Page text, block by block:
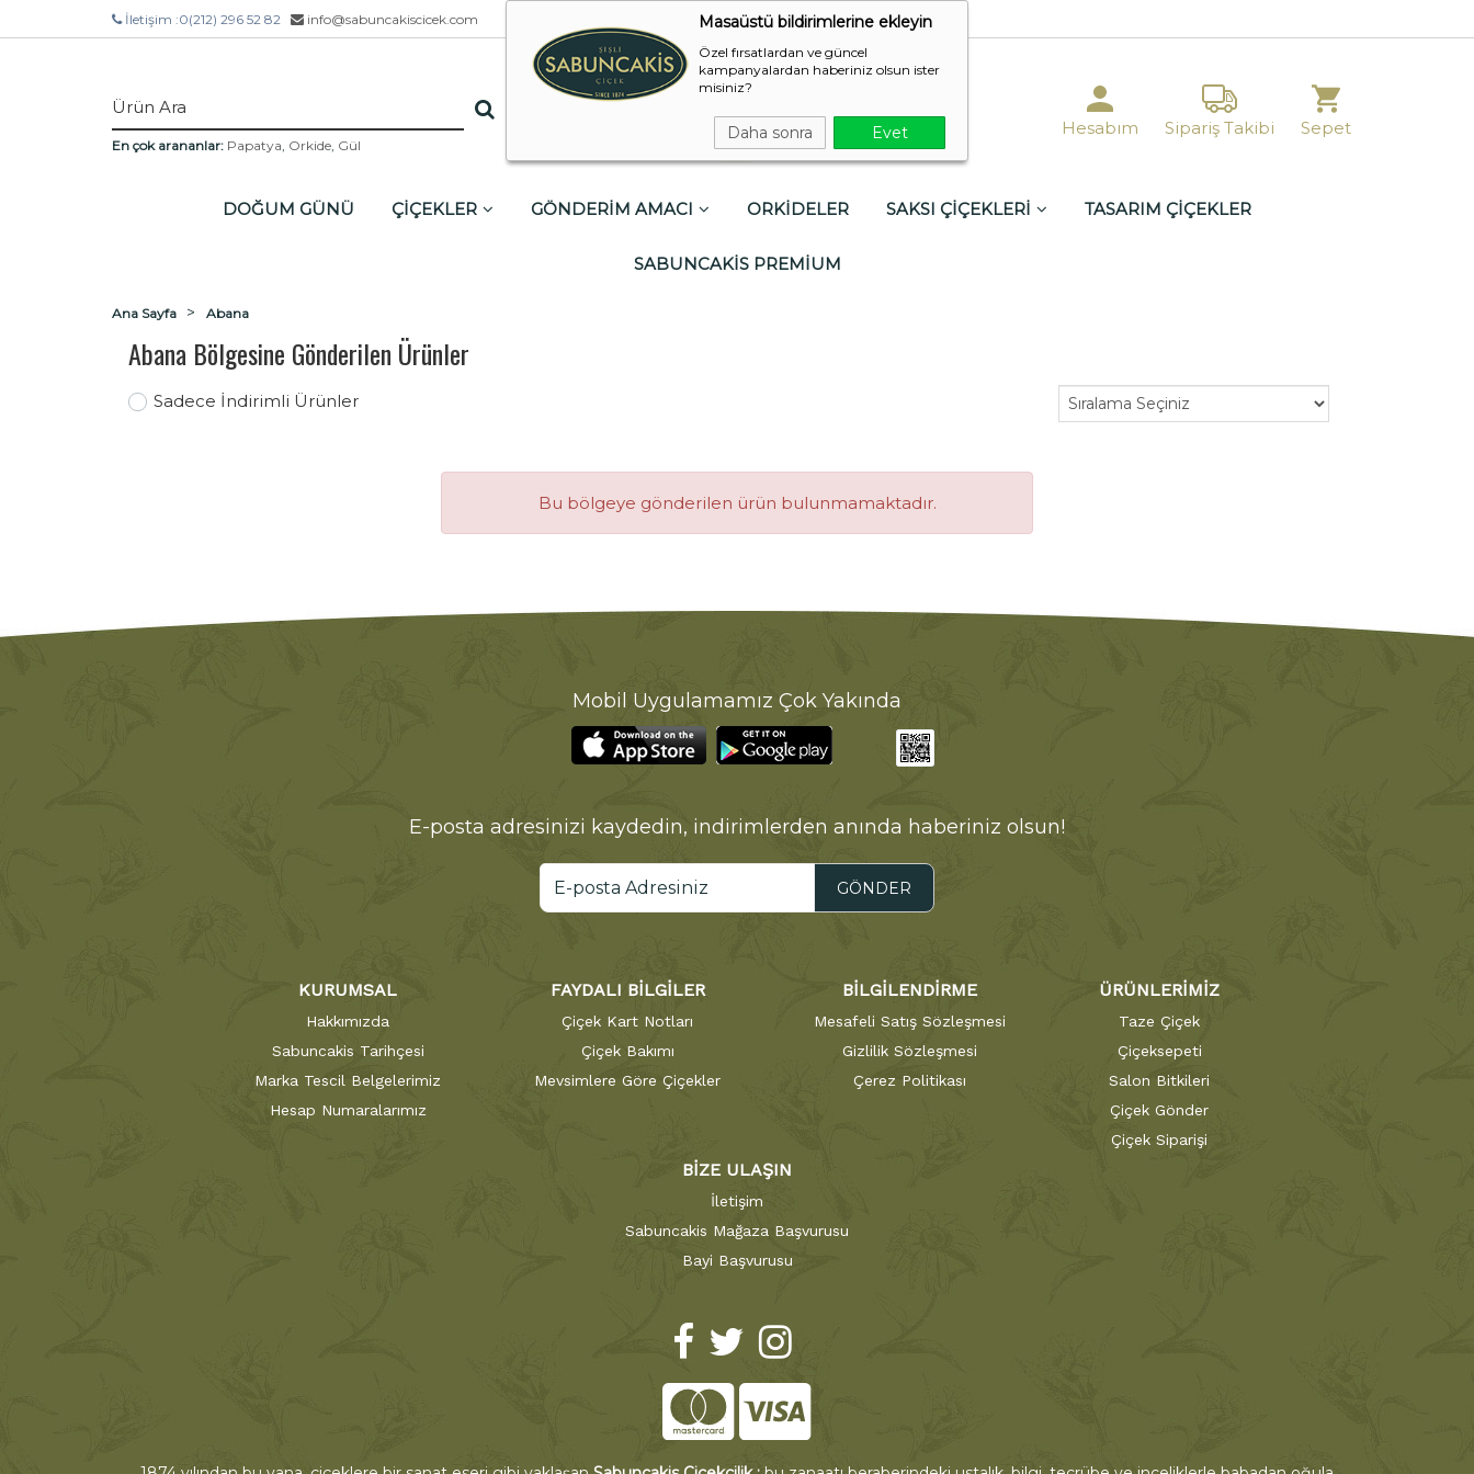
Masaüstü bildirimlerine ekleyin
Özel fırsatlardan ve güncel
kampanyalardan haberiniz olsun ister
misiniz?
Daha sonra Evet
İletişim :0(212) 296 52 82 info@sabuncakiscicek.com
En çok arananlar: Papatya, Orkide, Gül
Hesabım Sipariş Takibi Sepet
DOĞUM GÜNÜ ÇİÇEKLER GÖNDERİM AMACI ORKİDELER SAKSI ÇİÇEKLERİ TASARIM ÇİÇEKLER
SABUNCAKİS PREMİUM
Ana Sayfa Abana
Abana Bölgesine Gönderilen Ürünler
Sadece İndirimli Ürünler
Bu bölgeye gönderilen ürün bulunmamaktadır.
Mobil Uygulamamız Çok Yakında
E-posta adresinizi kaydedin, indirimlerden anında haberiniz olsun!
GÖNDER
KURUMSAL
Hakkımızda
Sabuncakis Tarihçesi
Marka Tescil Belgelerimiz
Hesap Numaralarımız
FAYDALI BİLGİLER
Çiçek Kart Notları
Çiçek Bakımı
Mevsimlere Göre Çiçekler
BİLGİLENDİRME
Mesafeli Satış Sözleşmesi
Gizlilik Sözleşmesi
Çerez Politikası
ÜRÜNLERİMİZ
Taze Çiçek
Çiçeksepeti
Salon Bitkileri
Çiçek Gönder
Çiçek Siparişi
BİZE ULAŞIN
İletişim
Sabuncakis Mağaza Başvurusu
Bayi Başvurusu